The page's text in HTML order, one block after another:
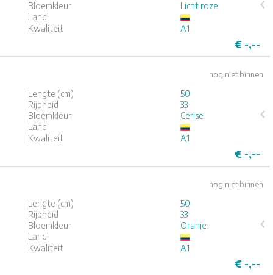
Bloemkleur
Licht roze
Land
Kwaliteit A1
€ -,--
4
nog niet binnen
Lengte (cm)
50
Rijpheid
33
Bloemkleur
Cerise
Land
Kwaliteit A1
€ -,--
4
nog niet binnen
Lengte (cm)
50
Rijpheid
33
Bloemkleur
Oranje
Land
Kwaliteit A1
€ -,--
4